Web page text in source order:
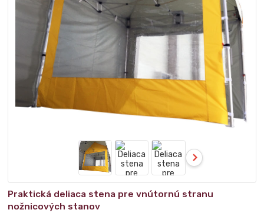
Praktická deliaca stena pre vnútornú stranu
nožnicových stanov